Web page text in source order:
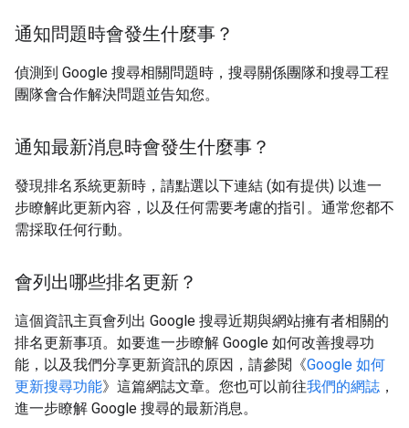
通知問題時會發生什麼事？
偵測到 Google 搜尋相關問題時，搜尋關係團隊和搜尋工程
團隊會合作解決問題並告知您。
通知最新消息時會發生什麼事？
發現排名系統更新時，請點選以下連結 (如有提供) 以進一
步瞭解此更新內容，以及任何需要考慮的指引。通常您都不
需採取任何行動。
會列出哪些排名更新？
這個資訊主頁會列出 Google 搜尋近期與網站擁有者相關的
排名更新事項。如要進一步瞭解 Google 如何改善搜尋功
能，以及我們分享更新資訊的原因，請參閱《Google 如何
更新搜尋功能》這篇網誌文章。您也可以前往我們的網誌 ，
進一步瞭解 Google 搜尋的最新消息。